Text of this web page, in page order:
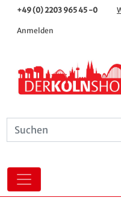
+49 (0) 2203 965 45 -0
Anmelden